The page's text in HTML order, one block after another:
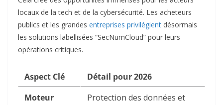
locaux de la tech et de la cybersécurité. Les acheteurs
publics et les grandes entreprises privilégient désormais
les solutions labellisées “SecNumCloud” pour leurs
opérations critiques.
Aspect Clé
Détail pour 2026
Moteur
Protection des données et